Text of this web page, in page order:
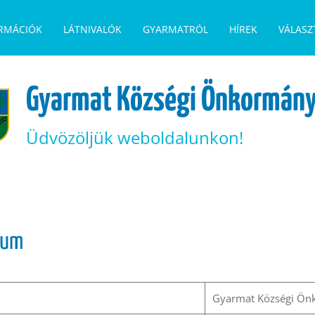
LÁTNIVALÓK GYARMATRÓL HÍREK
Gyarmat Községi
Üdvözöljük weboldalunkon!
Gyarmat Községi